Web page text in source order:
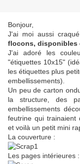
Bonjour,
J'ai moi aussi
flocons, disponibles
J'ai adoré les
"étiquettes 10x15"
les étiquettes plus
embellissements).
Un peu de carton
la structure, des
embellissements
feutrine qui trainaient
et voilà un petit mini
La couverture :
Les pages intérieures :